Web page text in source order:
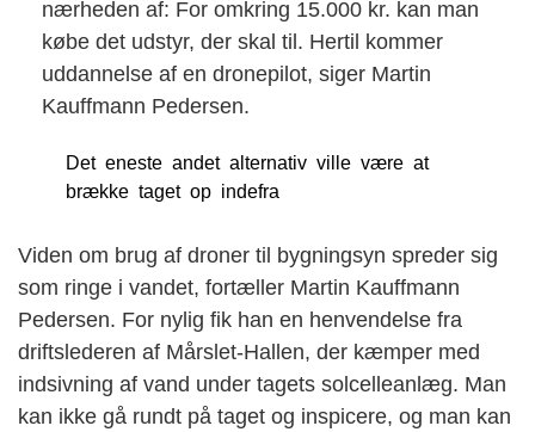
nærheden af: For omkring 15.000 kr. kan man
købe det udstyr, der skal til. Hertil kommer
uddannelse af en dronepilot, siger Martin
Kauffmann Pedersen.
Det eneste andet alternativ ville være at
brække taget op indefra
Viden om brug af droner til bygningsyn spreder sig
som ringe i vandet, fortæller Martin Kauffmann
Pedersen. For nylig fik han en henvendelse fra
driftslederen af Mårslet-Hallen, der kæmper med
indsivning af vand under tagets solcelleanlæg. Man
kan ikke gå rundt på taget og inspicere, og man kan